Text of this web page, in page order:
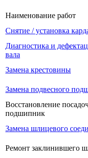
Наименование работ
Снятие / установка
Диагностика и
вала
Замена крестовины
Замена подвесного
Восстановление
подшипник
Замена шлицевого
Ремонт заклинившего